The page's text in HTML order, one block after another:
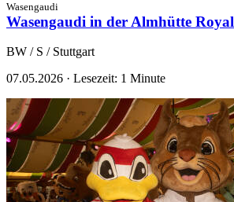
Wasengaudi
Wasengaudi in der Almhütte Royal
BW / S / Stuttgart
07.05.2026 · Lesezeit: 1 Minute